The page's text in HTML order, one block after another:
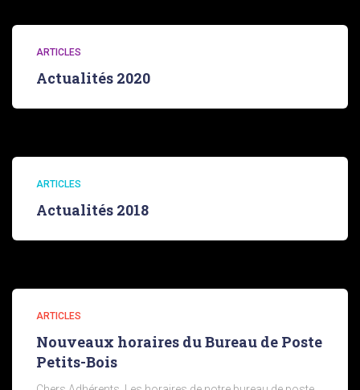
ARTICLES
Actualités 2020
ARTICLES
Actualités 2018
ARTICLES
Nouveaux horaires du Bureau de Poste
Petits-Bois